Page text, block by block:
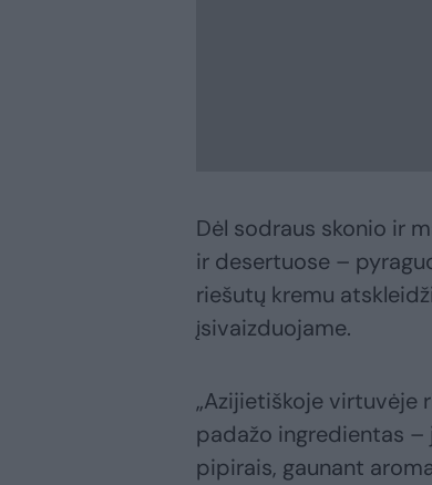
Dėl sodraus skonio ir
ir desertuose –
riešutų kremu
įsivaizduojame.
„Azijietiškoje virtuvėje
padažo ingredientas –
pipirais, gaunant